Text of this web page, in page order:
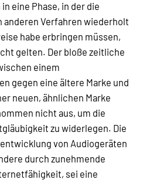
eine Phase, in der die
anderen Verfahren wiederholt
habe erbringen müssen,
gelten. Der bloße zeitliche
einem
gegen eine ältere Marke und
neuen, ähnlichen Marke
nicht aus, um die
zu widerlegen. Die
von Audiogeräten
durch zunehmende
sei eine